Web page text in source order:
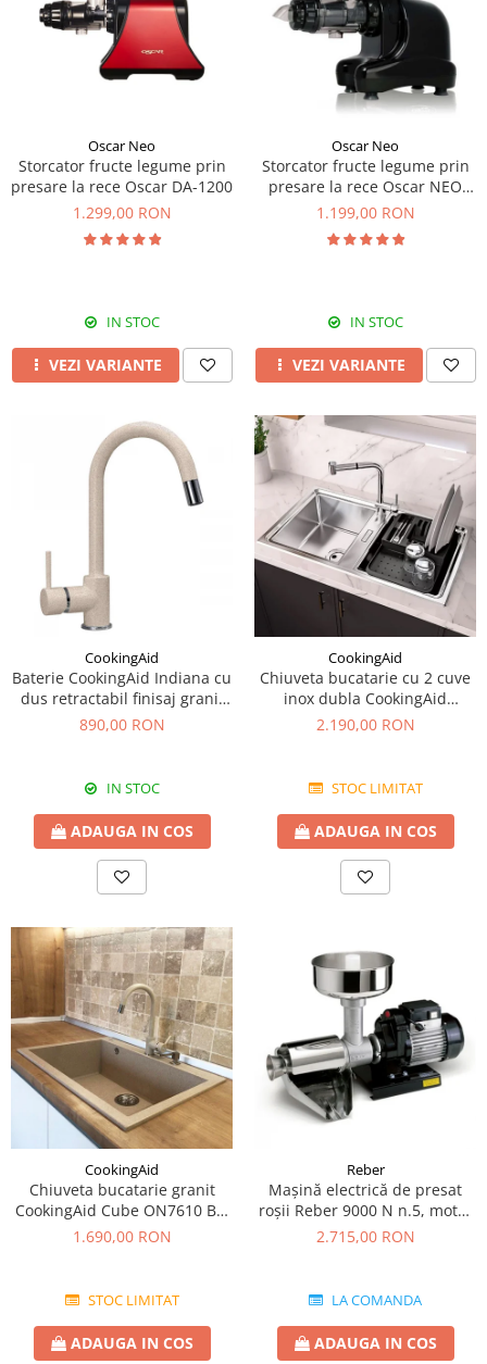
chiuvete
Accesorii chiuvete bucatarie
Gratar protectie chiuveta
Tocatoare lemn si sticla
Sisteme de scurgere si cleme
Tavita scurgere vase/legume/fructe
Dispenser detergent
Rasnite de cafea
Roboti de bucatarie
Combine frigorifice
Espressoare cafea
Aparate de gatit-aragazuri
Seturi Electrocasnice
Termostate si senzori Livolo
Sonerii electrice
Construieste singur
Panouri si rame
Oscar Neo
Storcator fructe legume prin
presare la rece Oscar DA-1200
1.299,00 RON
IN STOC
VEZI VARIANTE
Oscar Neo
Storcator fructe legume prin
presare la rece Oscar NEO
DA1000
1.199,00 RON
IN STOC
VEZI VARIANTE
CookingAid
Baterie CookingAid Indiana cu
dus retractabil finisaj granit
Bej Pigmentat / Avena
890,00 RON
IN STOC
ADAUGA IN COS
CookingAid
Chiuveta bucatarie cu 2 cuve
inox dubla CookingAid
FUSION 86BB
2.190,00 RON
STOC LIMITAT
ADAUGA IN COS
CookingAid
Chiuveta bucatarie granit
CookingAid Cube ON7610 Bej
Pigmentat / Avena + accesorii
1.690,00 RON
STOC LIMITAT
ADAUGA IN COS
Reber
Mașină electrică de presat
roşii Reber 9000 N n.5, motor
prin inducție de 600W,
2.715,00 RON
LA COMANDA
ADAUGA IN COS